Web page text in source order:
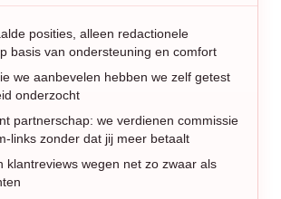
posities, alleen redactionele
basis van ondersteuning en comfort
we aanbevelen hebben we zelf getest
onderzocht
partnerschap: we verdienen commissie
links zonder dat jij meer betaalt
klantreviews wegen net zo zwaar als